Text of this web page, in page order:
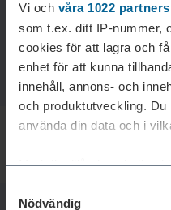
Vi och våra 1022 partners
som t.ex. ditt IP-nummer,
cookies för att lagra och
enhet för att kunna
innehåll, annons- och
och produktutveckling.
använda din data och i
Med din tillåtelse skulle vi
kan ha en
Nödvändig